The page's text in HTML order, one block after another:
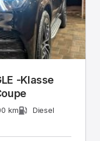
-Klasse
km
Diesel